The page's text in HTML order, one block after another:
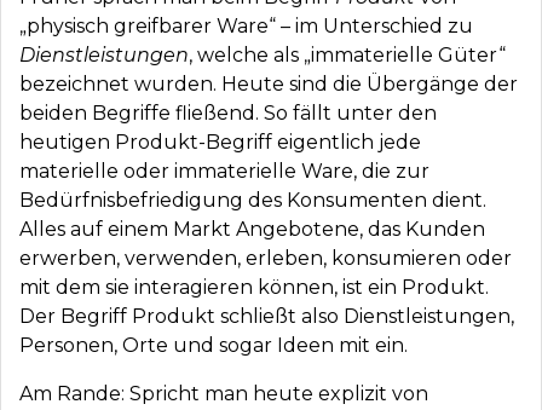
„physisch greifbarer Ware“ – im Unterschied zu
Dienstleistungen, welche als „immaterielle Güter“
bezeichnet wurden. Heute sind die Übergänge der
beiden Begriffe fließend. So fällt unter den
heutigen Produkt-Begriff eigentlich jede
materielle oder immaterielle Ware, die zur
Bedürfnisbefriedigung des Konsumenten dient.
Alles auf einem Markt Angebotene, das Kunden
erwerben, verwenden, erleben, konsumieren oder
mit dem sie interagieren können, ist ein Produkt.
Der Begriff Produkt schließt also Dienstleistungen,
Personen, Orte und sogar Ideen mit ein.
Am Rande: Spricht man heute explizit von